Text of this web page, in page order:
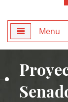
Menu
About Us